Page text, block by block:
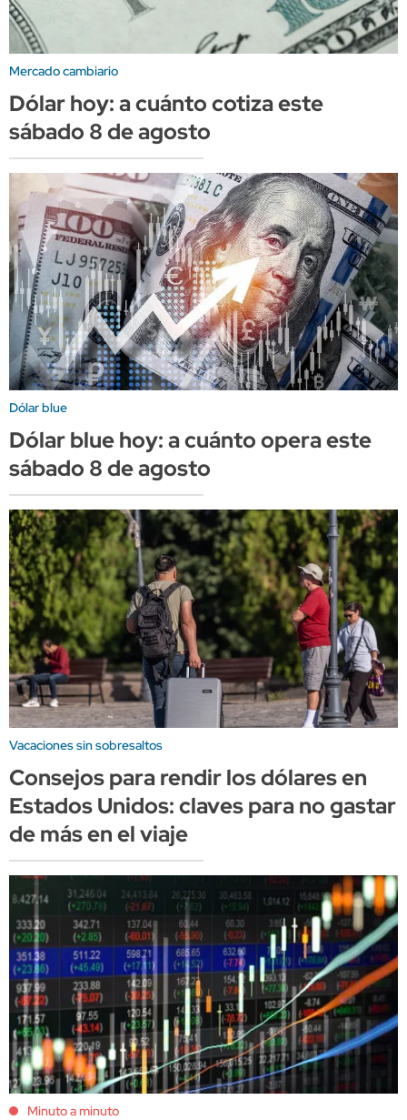
Mercado cambiario
Dólar hoy: a cuánto cotiza este
sábado 8 de agosto
Dólar blue
Dólar blue hoy: a cuánto opera este
sábado 8 de agosto
Vacaciones sin sobresaltos
Consejos para rendir los dólares en
Estados Unidos: claves para no gastar
de más en el viaje
Minuto a minuto